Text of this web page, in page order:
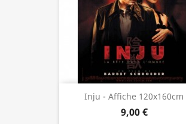
Inju - Affiche 120x160cm
9,00 €